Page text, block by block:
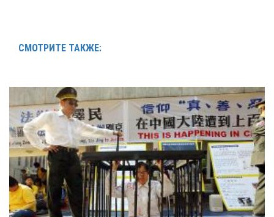
СМОТРИТЕ ТАКЖЕ: